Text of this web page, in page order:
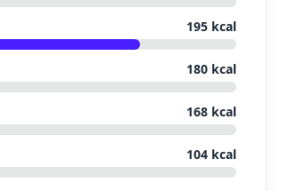
195 kcal
180 kcal
168 kcal
104 kcal